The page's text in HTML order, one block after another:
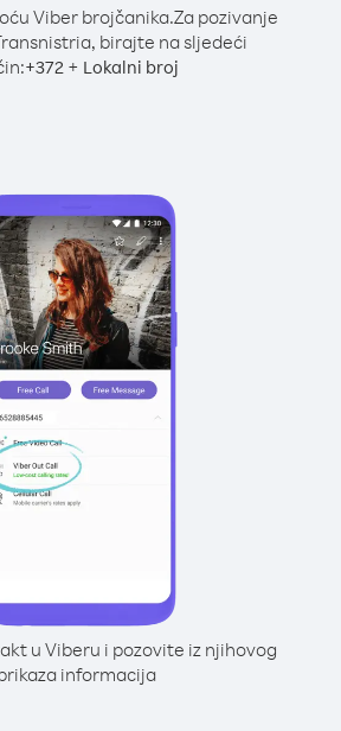
Viber brojčanika.Za pozivanje
birajte na sljedeći
+372+ Lokalni broj
u Viberu i pozovite iz njihovog
informacija